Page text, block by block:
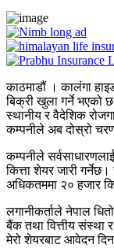
काठमाडौं । कालंगा
बिक्री खुला गर्ने भएको
स्थानीय र वैदेशिक
कम्पनीले अब दोस्रो
कम्पनीले
कित्ता शेयर जारी
अधिकतममा २० हजार
लगानीकर्ताले नेपाल
बैंक तथा वित्तीय संस्था
मेरो शेयरबाट आवेदन